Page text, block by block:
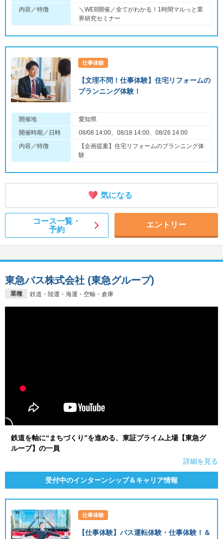
内容／特徴
＼WEB開催／全てがわかる！1時間マルっと業
界研究セミナー
仕事体験
【文理不問！仕事体験】住宅リフォームの
プランニング体験！
開催地
愛知県
開催時期／日時
08/08 14:00、08/18 14:00、08/26 14:00
内容／特徴
【企画提案】住宅リフォームのプランニング体
験
気になる
コース一覧・
予約
エントリー
業種 鉄道・陸運・海運・空輸・倉庫
東急バス株式会社 (東急グループ)
鉄道を軸に“まちづくり”を進める、東証プライム上場【東急グ
ループ】の一員
詳細を見る
受付中のインターンシップ＆キャリア情報
仕事体験
【仕事体験】バス運転体験・仕事体験！＆